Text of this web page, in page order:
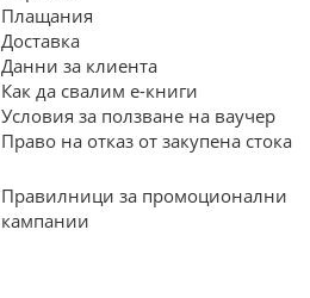
Плащания
Доставка
Данни за клиента
Как да свалим е-книги
Условия за ползване на ваучер
Право на отказ от закупена стока
Правилници за промоционални
кампании